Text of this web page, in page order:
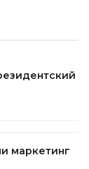
маркетинг